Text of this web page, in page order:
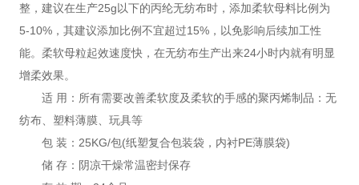
整，建议在生产25g以下的丙纶无纺布时，添加柔软母料比例为
5-10%，其建议添加比例不宜超过15%，以免影响后续加工性
能。柔软母粒起效速度快，在无纺布生产出来24小时内就有明显
增柔效果。
适 用：所有需要改善柔软度及柔软的手感的聚丙烯制品：无
纺布、塑料薄膜、玩具等
包 装：25KG/包(纸塑复合包装袋，内衬PE薄膜袋)
储 存：阴凉干燥常温密封保存